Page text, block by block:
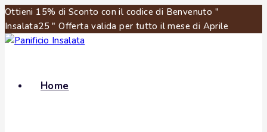
Ottieni 15% di Sconto con il codice di Benvenuto "
Insalata25 " Offerta valida per tutto il mese di Aprile
Home